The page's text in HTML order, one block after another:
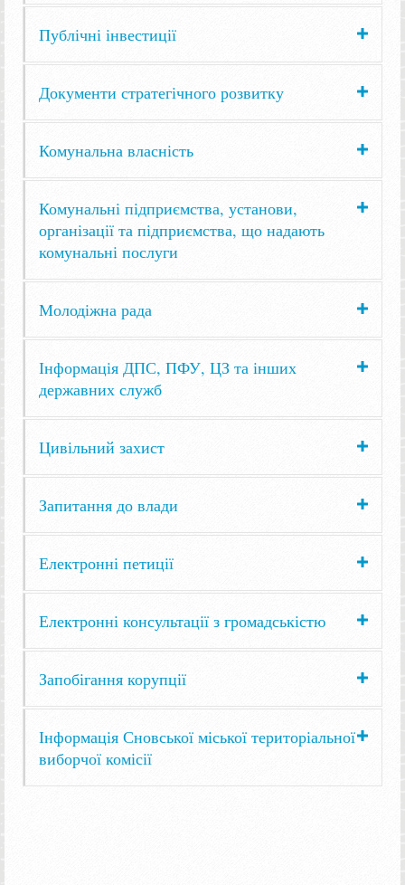
Публічні інвестиції
Документи стратегічного розвитку
Комунальна власність
Комунальні підприємства, установи,
організації та підприємства, що надають
комунальні послуги
Молодіжна рада
Інформація ДПС, ПФУ, ЦЗ та інших
державних служб
Цивільний захист
Запитання до влади
Електронні петиції
Електронні консультації з громадськістю
Запобігання корупції
Інформація Сновської міської територіальної
виборчої комісії